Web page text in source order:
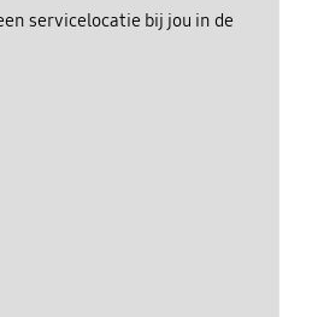
servicelocatie bij jou in de